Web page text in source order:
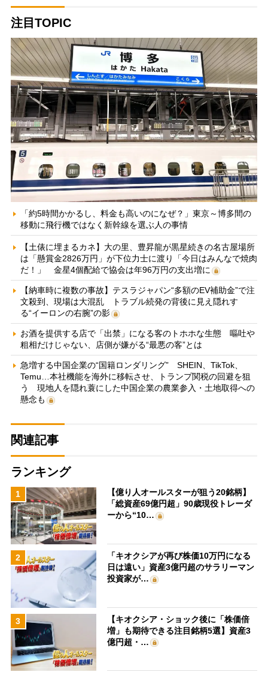
注目TOPIC
「約5時間かかるし、料金も高いのになぜ？」東京～博多間の
移動に飛行機ではなく新幹線を選ぶ人の事情
【土俵に埋まるカネ】大の里、豊昇龍が黒星続きの名古屋場所
は「懸賞金2826万円」が下位力士に渡り「今日はみんなで焼肉
だ！」 金星4個配給で協会は年96万円の支出増に
【納車時に複数の事故】テスラジャパン“多額のEV補助金”で注
文殺到、現場は大混乱 トラブル続発の背後に見え隠れす
る“イーロンの右腕”の影
お酒を提供する店で「出禁」になる客のトホホな生態 嘔吐や
粗相だけじゃない、店側が嫌がる“最悪の客”とは
急増する中国企業の“国籍ロンダリング” SHEIN、TikTok、
Temu…本社機能を海外に移転させ、トランプ関税の回避を狙
う 現地人を隠れ蓑にした中国企業の農業参入・土地取得への
懸念も
関連記事
ランキング
1
【億り人オールスターが狙う20銘柄】
「総資産69億円超」90歳現役トレーダ
ーから“10…
2
「キオクシアが再び株価10万円になる
日は遠い」資産3億円超のサラリーマン
投資家が…
3
【キオクシア・ショック後に「株価倍
増」も期待できる注目銘柄5選】資産3
億円超・…